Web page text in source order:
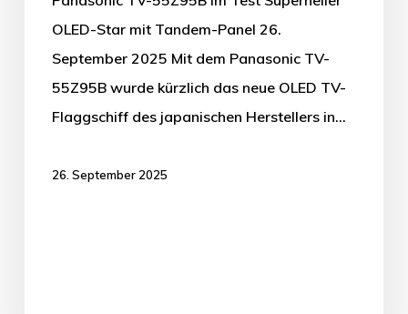
OLED-Star mit Tandem-Panel 26.
September 2025 Mit dem Panasonic TV-
55Z95B wurde kürzlich das neue OLED TV-
Flaggschiff des japanischen Herstellers in…
26. September 2025